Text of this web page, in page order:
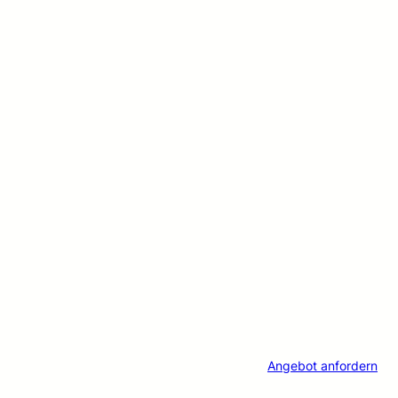
Angebot anfordern